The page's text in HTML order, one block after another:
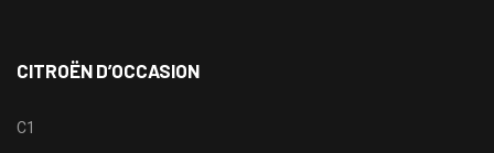
CITROËN D’OCCASION
C1